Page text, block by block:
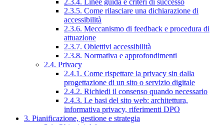
2.3.5. Come rilasciare una dichiarazione di
accessibilità
2.3.6. Meccanismo di feedback e procedura di
attuazione
2.3.7. Obiettivi accessibilità
2.3.8. Normativa e approfondimenti
2.4. Privacy
2.4.1. Come rispettare la privacy sin dalla
progettazione di un sito o servizio digitale
2.4.2. Richiedi il consenso quando necessario
2.4.3. Le basi del sito web: architettura,
informativa privacy, riferimenti DPO
3. Pianificazione, gestione e strategia